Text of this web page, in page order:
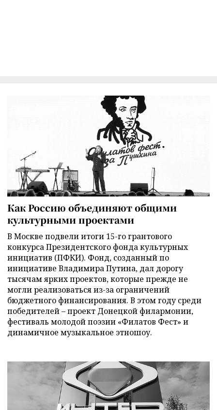
Как Россию объединяют общими
культурными проектами
В Москве подвели итоги 15-го грантового
конкурса Президентского фонда культурных
инициатив (ПФКИ). Фонд, созданный по
инициативе Владимира Путина, дал дорогу
тысячам ярких проектов, которые прежде не
могли реализоваться из-за ограничений
бюджетного финансирования. В этом году среди
победителей – проект Донецкой филармонии,
фестиваль молодой поэзии «Филатов Фест» и
динамичное музыкальное этношоу.